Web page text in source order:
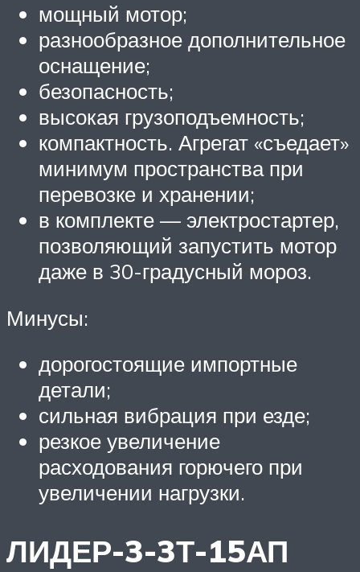
мощный мотор;
разнообразное дополнительное
оснащение;
безопасность;
высокая грузоподъемность;
компактность. Агрегат «съедает»
минимум пространства при
перевозке и хранении;
в комплекте — электростартер,
позволяющий запустить мотор
даже в 30-градусный мороз.
Минусы:
дорогостоящие импортные
детали;
сильная вибрация при езде;
резкое увеличение
расходования горючего при
увеличении нагрузки.
ЛИДЕР-3-3Т-15АП